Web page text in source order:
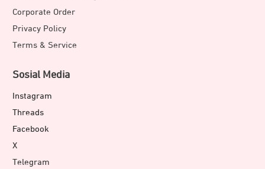
Corporate Order
Privacy Policy
Terms & Service
Sosial Media
Instagram
Threads
Facebook
X
Telegram